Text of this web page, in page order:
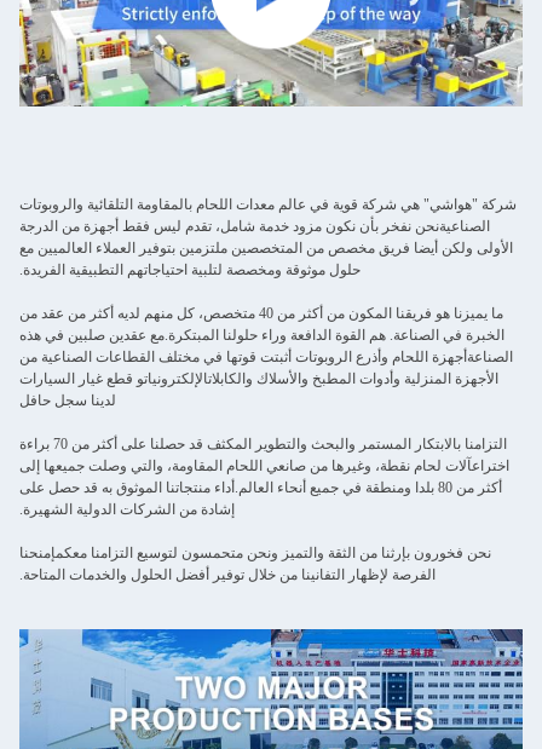
شركة "هواشي" هي شركة قوية في عالم معدات اللحام بالمقاومة التلقائية والروبوتات
الصناعيةنحن نفخر بأن نكون مزود خدمة شامل، تقدم ليس فقط أجهزة من الدرجة
الأولى ولكن أيضا فريق مخصص من المتخصصين ملتزمين بتوفير العملاء العالميين مع
حلول موثوقة ومخصصة لتلبية احتياجاتهم التطبيقية الفريدة.
ما يميزنا هو فريقنا المكون من أكثر من 40 متخصص، كل منهم لديه أكثر من عقد من
الخبرة في الصناعة. هم القوة الدافعة وراء حلولنا المبتكرة.مع عقدين صلبين في هذه
الصناعةأجهزة اللحام وأذرع الروبوتات أثبتت قوتها في مختلف القطاعات الصناعية من
الأجهزة المنزلية وأدوات المطبخ والأسلاك والكابلاتالإلكترونياتو قطع غيار السيارات
لدينا سجل حافل
التزامنا بالابتكار المستمر والبحث والتطوير المكثف قد حصلنا على أكثر من 70 براءة
اختراعآلات لحام نقطة، وغيرها من صانعي اللحام المقاومة، والتي وصلت جميعها إلى
أكثر من 80 بلدا ومنطقة في جميع أنحاء العالم.أداء منتجاتنا الموثوق به قد حصل على
إشادة من الشركات الدولية الشهيرة.
نحن فخورون بإرثنا من الثقة والتميز ونحن متحمسون لتوسيع التزامنا معكمإمنحنا
الفرصة لإظهار التفانينا من خلال توفير أفضل الحلول والخدمات المتاحة.